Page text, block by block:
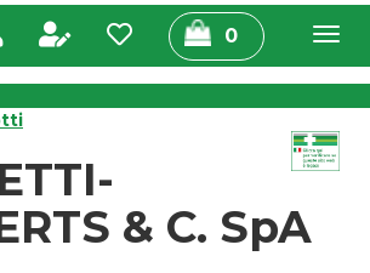
0prodotti
inseriti
& C. SpA